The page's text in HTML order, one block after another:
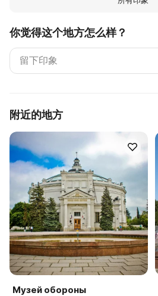
你觉得这个地方怎么样？
附近的地方
Музей обороны